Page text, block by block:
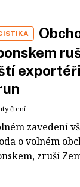
čtení
zavedení
o volném
zruší